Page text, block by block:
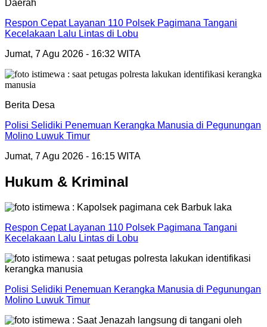
Daerah
Respon Cepat Layanan 110 Polsek Pagimana Tangani
Kecelakaan Lalu Lintas di Lobu
Jumat, 7 Agu 2026 - 16:32 WITA
Berita Desa
Polisi Selidiki Penemuan Kerangka Manusia di Pegunungan
Molino Luwuk Timur
Jumat, 7 Agu 2026 - 16:15 WITA
Hukum & Kriminal
Respon Cepat Layanan 110 Polsek Pagimana Tangani
Kecelakaan Lalu Lintas di Lobu
Polisi Selidiki Penemuan Kerangka Manusia di Pegunungan
Molino Luwuk Timur